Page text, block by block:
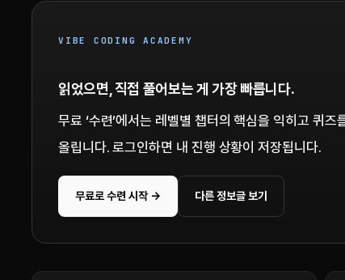
VIBE CODING ACADEMY
읽었으면, 직접 풀어보는 게 가장 빠릅니다.
무료 ‘수련’에서는 레벨별 챕터의 핵심을 익히고 퀴
올립니다. 로그인하면 내 진행 상황이 저장됩니다.
무료로 수련 시작 → 다른 정보글 보기